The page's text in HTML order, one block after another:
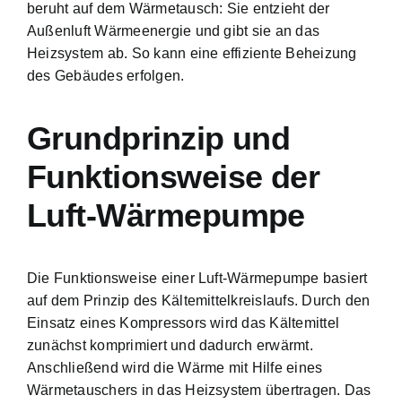
beruht auf dem Wärmetausch: Sie entzieht der
Außenluft Wärmeenergie und gibt sie an das
Heizsystem ab. So kann eine effiziente Beheizung
des Gebäudes erfolgen.
Grundprinzip und
Funktionsweise der
Luft-Wärmepumpe
Die Funktionsweise einer Luft-Wärmepumpe basiert
auf dem Prinzip des Kältemittelkreislaufs. Durch den
Einsatz eines Kompressors wird das Kältemittel
zunächst komprimiert und dadurch erwärmt.
Anschließend wird die Wärme mit Hilfe eines
Wärmetauschers in das Heizsystem übertragen. Das